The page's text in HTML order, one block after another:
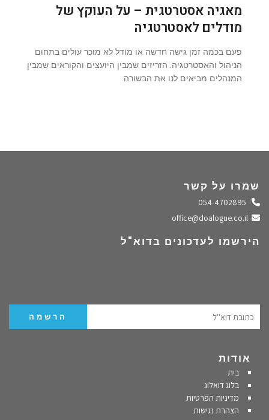
מאגיה אסטרטגית – על העוקץ של
מודלים לאסטרטגיה
פעם בכמה זמן גישה חדשה או מודל לא מוכר עולים בתחום
הניהול והאסטרטגיה. הזריזים שמבין היועצים והקוראים שמבין
המנהלים מביאים לנו את הבשורה
שמרו על קשר
התקשרו אלינו
שלחו מייל
הירשמו לעדכונים בדוא"ל
אודות
בית
בלוג דואלוג
מדיניות הפרטיות
הצהרת נגישות